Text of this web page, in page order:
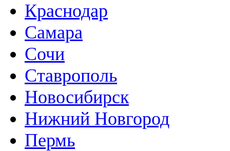
Краснодар
Самара
Сочи
Ставрополь
Новосибирск
Нижний Новгород
Пермь